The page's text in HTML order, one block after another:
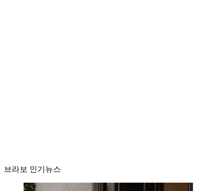
브라보 인기뉴스